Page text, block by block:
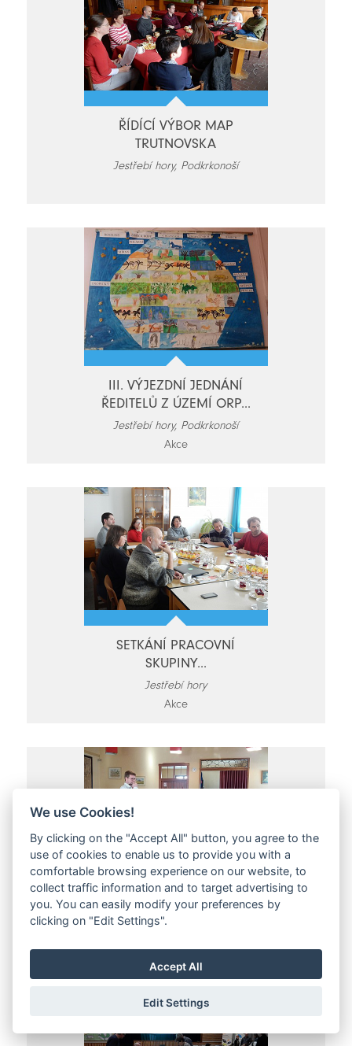
ŘÍDÍCÍ VÝBOR MAP
TRUTNOVSKA
Jestřebí hory, Podkrkonoší
III. VÝJEZDNÍ JEDNÁNÍ
ŘEDITELŮ Z ÚZEMÍ ORP...
Jestřebí hory, Podkrkonoší
Akce
SETKÁNÍ PRACOVNÍ
SKUPINY...
Jestřebí hory
Akce
ŠKOLENÍ V ČERVENÉM
KOSTELCI 18.12.2017
Ze svazku obcí
We use Cookies!
By clicking on the "Accept All" button, you agree to the
use of cookies to enable us to provide you with a
comfortable browsing experience on our website, to
collect traffic information and to target advertising to
you. You can easily modify your preferences by
clicking on "Edit Settings".
Accept All
Edit Settings